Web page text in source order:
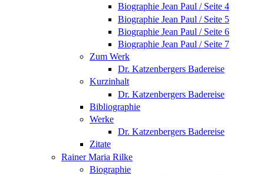
Biographie Jean Paul / Seite 4
Biographie Jean Paul / Seite 5
Biographie Jean Paul / Seite 6
Biographie Jean Paul / Seite 7
Zum Werk
Dr. Katzenbergers Badereise
Kurzinhalt
Dr. Katzenbergers Badereise
Bibliographie
Werke
Dr. Katzenbergers Badereise
Zitate
Rainer Maria Rilke
Biographie